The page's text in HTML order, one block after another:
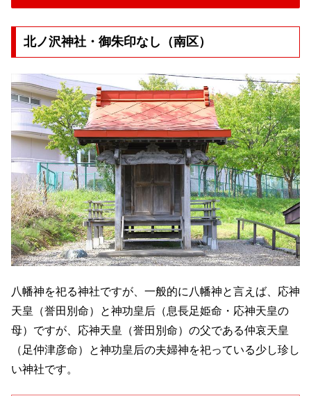
北ノ沢神社・御朱印なし（南区）
八幡神を祀る神社ですが、一般的に八幡神と言えば、応神
天皇（誉田別命）と神功皇后（息長足姫命・応神天皇の
母）ですが、応神天皇（誉田別命）の父である仲哀天皇
（足仲津彦命）と神功皇后の夫婦神を祀っている少し珍し
い神社です。